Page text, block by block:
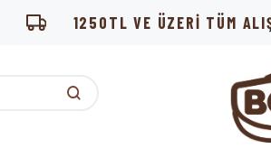
1250TL VE ÜZERİ TÜM